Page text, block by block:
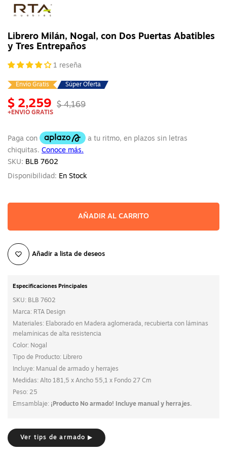
Librero Milán, Nogal, con Dos Puertas Abatibles
y Tres Entrepaños
1 reseña
Envío Gratis Súper Oferta
$ 2,259 $ 4,169
+ENVIO GRATIS
SKU: BLB 7602
Disponibilidad: En Stock
AÑADIR AL CARRITO
Añadir a lista de deseos
Especificaciones Principales
SKU: BLB 7602
Marca: RTA Design
Materiales: Elaborado en Madera aglomerada, recubierta con láminas
melamínicas de alta resistencia
Color: Nogal
Tipo de Producto: Librero
Incluye: Manual de armado y herrajes
Medidas: Alto 181,5 x Ancho 55,1 x Fondo 27 Cm
Peso: 25
Emsamblaje: ¡Producto No armado! Incluye manual y herrajes.
Ver tips de armado ▶